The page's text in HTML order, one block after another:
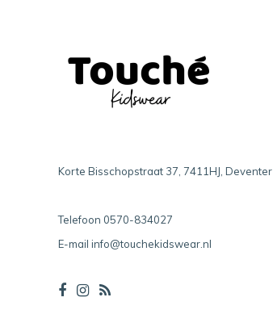
Korte Bisschopstraat 37, 7411HJ, Deventer
Telefoon 0570-834027
E-mail info@touchekidswear.nl